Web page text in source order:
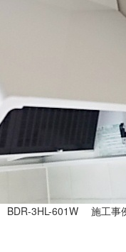
3HL-601W 施工事